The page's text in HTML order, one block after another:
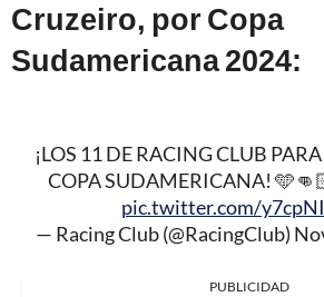
Cruzeiro, por Copa
Sudamericana 2024:
¡LOS 11 DE RACING CLUB
COPA SUDAMERICANA!
pic.twitter.com/
— Racing Club (@RacingClub)
PUBLICIDAD